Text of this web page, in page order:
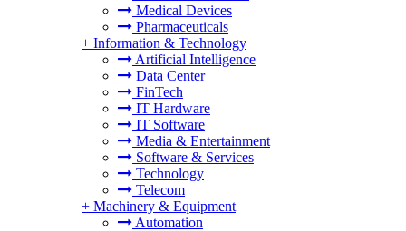
Medical Devices
Pharmaceuticals
+ Information & Technology
Artificial Intelligence
Data Center
FinTech
IT Hardware
IT Software
Media & Entertainment
Software & Services
Technology
Telecom
+ Machinery & Equipment
Automation